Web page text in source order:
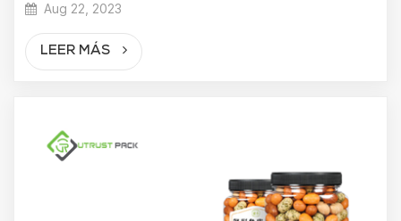
Aug 22, 2023
LEER MÁS